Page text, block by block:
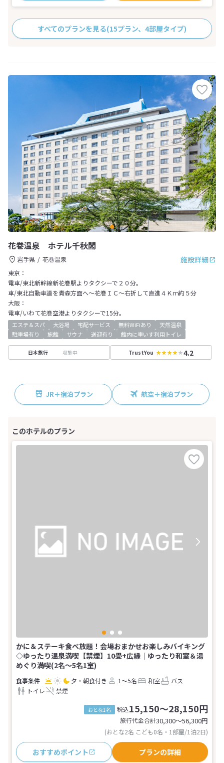
すべてのプランを見る(15プラン、4部屋タイプ)
花巻温泉 ホテル千秋閣
施設詳細
岩手県
花巻温泉
東京：
電車/東北新幹線新花巻駅よりタクシーで２０分。
車/東北自動車道を青森方面へ～花巻ＩＣ～右折して直進４Ｋｍ約５分
大阪：
電車/いわて花巻空港よりタクシーで15分。
エステ＆スパ 大浴場 宅配サービス 無料WiFiあり
天然温泉
駐車場有り
旅館 サウナ 送迎有り 館内に車いす利用トイレ
日本旅行 収集中 TrustYou 4.2
JR＋宿泊プラン 航空＋宿泊プラン
かに＆ステーキ食べ放題！会場おまかせお楽しみバイキング
◇ゆったり温泉満喫【禁煙】10畳+広縁｜ゆったり和室＆湯
めぐり満喫(2名～5名1室)
夕・朝食付き 1～5名 和室
バス
トイレ
禁煙
おとな1名 税込15,150～28,150円
旅行代金合計30,300〜56,300円
(おとな2名 こども0名・1部屋/1泊2日)
おすすめポイント プランの詳細